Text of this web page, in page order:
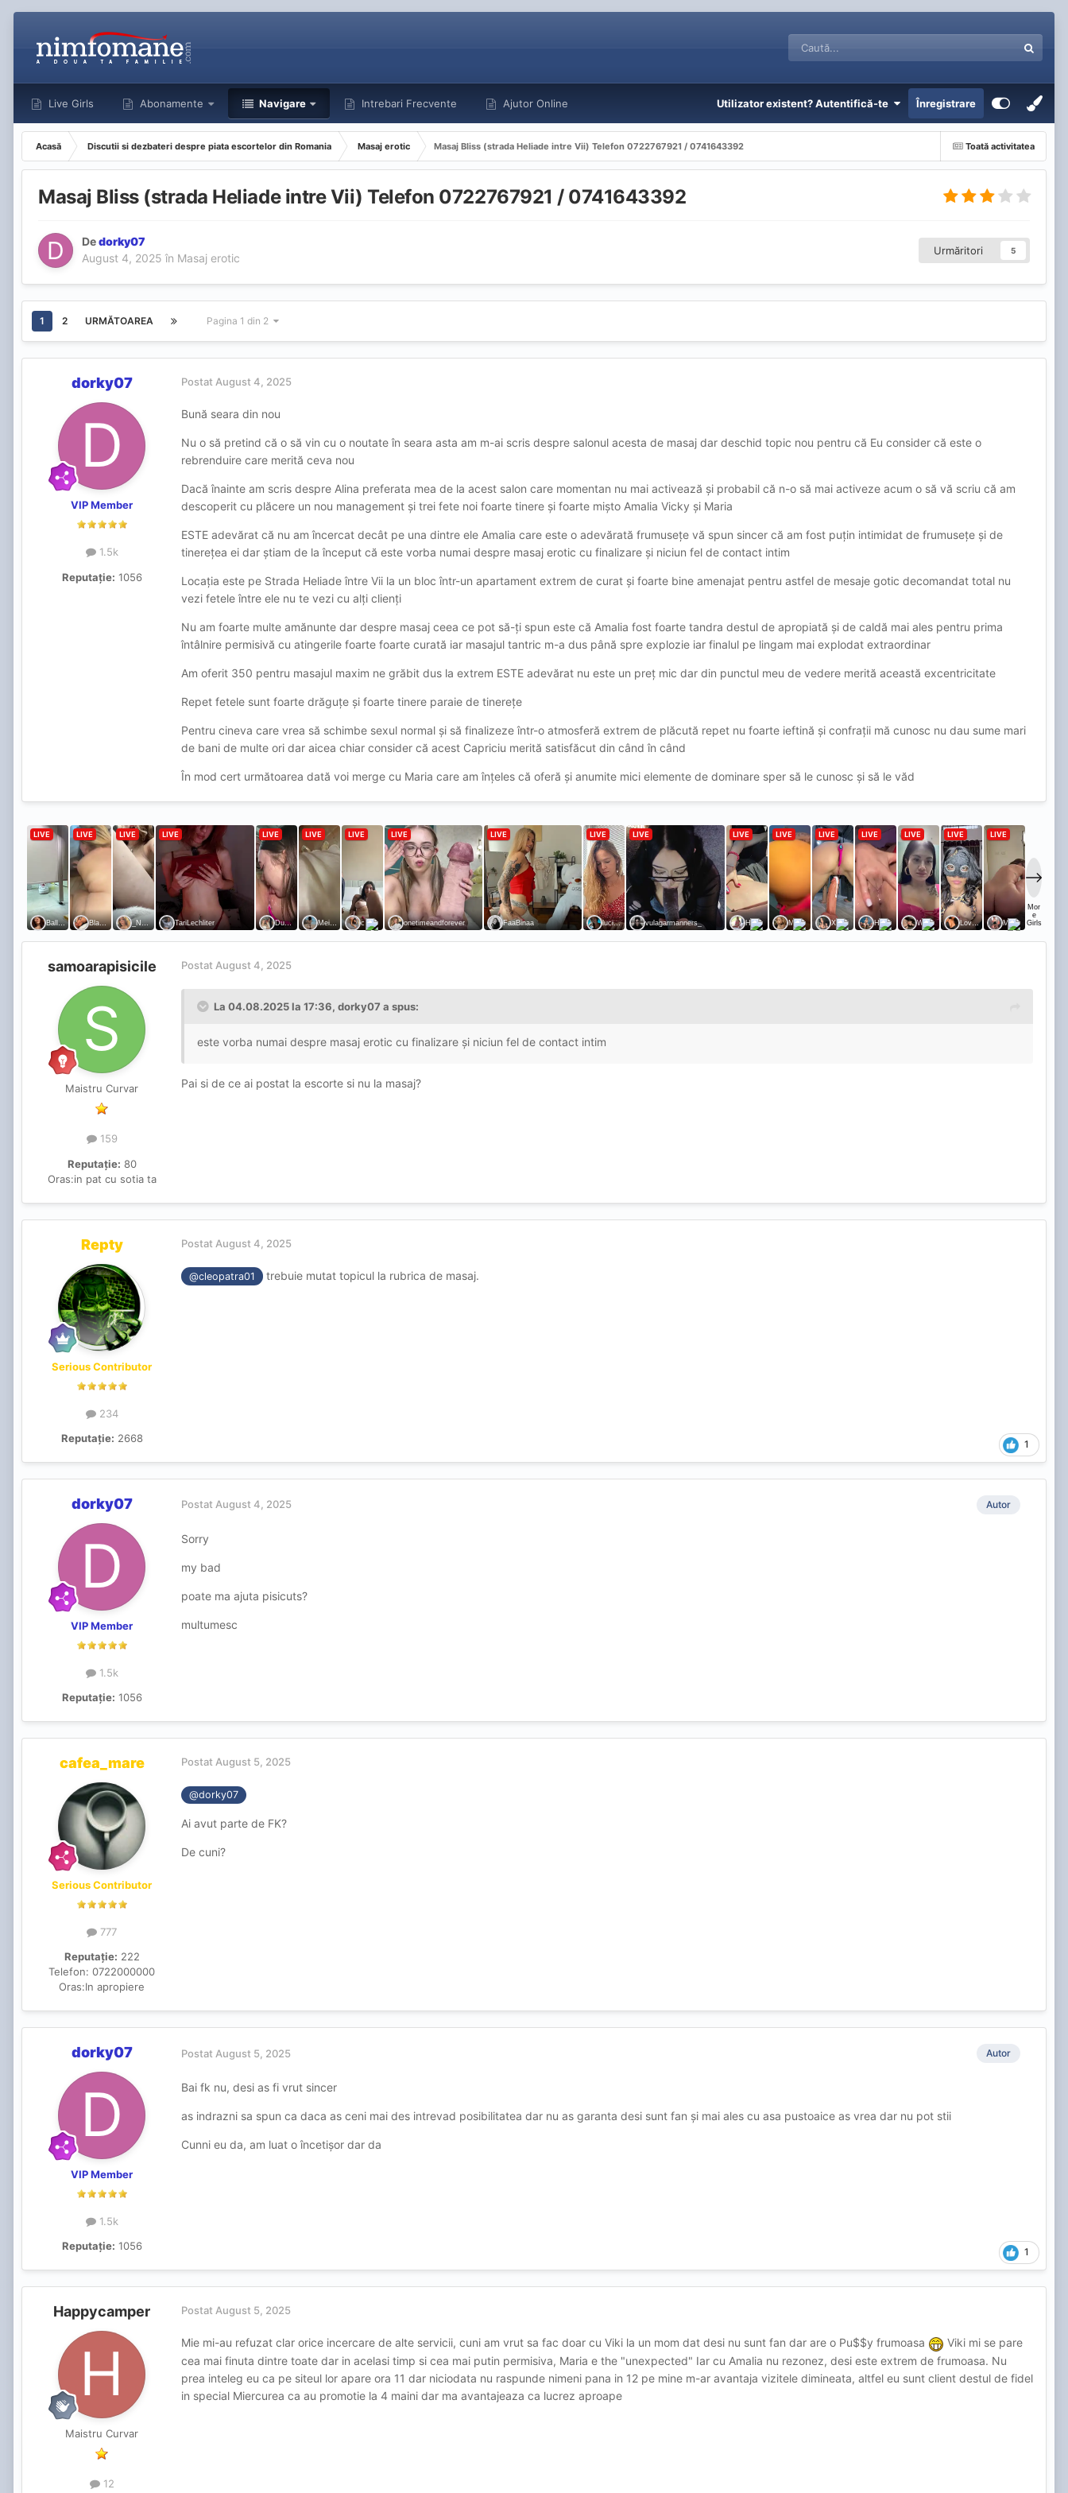
Live Girls Abonamente Navigare Intrebari Frecvente Ajutor Online Utilizator existent? Autentifică-te Înregistrare
Toată activitatea
Acasă Discutii si dezbateri despre piata escortelor din Romania Masaj erotic Masaj Bliss (strada Heliade intre Vii) Telefon 0722767921 / 0741643392
Masaj Bliss (strada Heliade intre Vii) Telefon 0722767921 / 0741643392
Dedorky07
August 4, 2025 în Masaj erotic
Urmăritori 5
1 2 URMĂTOAREA Pagina 1 din 2
dorky07
VIP Member
1.5k
Reputație: 1056
Postat August 4, 2025
Bună seara din nou
Nu o să pretind că o să vin cu o noutate în seara asta am m-ai scris despre salonul acesta de masaj dar deschid topic nou pentru că Eu consider că este o
rebrenduire care merită ceva nou
Dacă înainte am scris despre Alina preferata mea de la acest salon care momentan nu mai activează și probabil că n-o să mai activeze acum o să vă scriu că am
descoperit cu plăcere un nou management și trei fete noi foarte tinere și foarte mișto Amalia Vicky și Maria
ESTE adevărat că nu am încercat decât pe una dintre ele Amalia care este o adevărată frumusețe vă spun sincer că am fost puțin intimidat de frumusețe și de
tinerețea ei dar știam de la început că este vorba numai despre masaj erotic cu finalizare și niciun fel de contact intim
Locația este pe Strada Heliade între Vii la un bloc într-un apartament extrem de curat și foarte bine amenajat pentru astfel de mesaje gotic decomandat total nu
vezi fetele între ele nu te vezi cu alți clienți
Nu am foarte multe amănunte dar despre masaj ceea ce pot să-ți spun este că Amalia fost foarte tandra destul de apropiată și de caldă mai ales pentru prima
întâlnire permisivă cu atingerile foarte foarte curată iar masajul tantric m-a dus până spre explozie iar finalul pe lingam mai explodat extraordinar
Am oferit 350 pentru masajul maxim ne grăbit dus la extrem ESTE adevărat nu este un preț mic dar din punctul meu de vedere merită această excentricitate
Repet fetele sunt foarte drăguțe și foarte tinere paraie de tinerețe
Pentru cineva care vrea să schimbe sexul normal și să finalizeze într-o atmosferă extrem de plăcută repet nu foarte ieftină și confrații mă cunosc nu dau sume mari
de bani de multe ori dar aicea chiar consider că acest Capriciu merită satisfăcut din când în când
În mod cert următoarea dată voi merge cu Maria care am înțeles că oferă și anumite mici elemente de dominare sper să le cunosc și să le văd
samoarapisicile
Maistru Curvar
159
Reputație: 80
Oras:in pat cu sotia ta
Postat August 4, 2025
La 04.08.2025 la 17:36, dorky07 a spus:
este vorba numai despre masaj erotic cu finalizare și niciun fel de contact intim
Pai si de ce ai postat la escorte si nu la masaj?
Repty
Serious Contributor
234
Reputație: 2668
Postat August 4, 2025
@cleopatra01 trebuie mutat topicul la rubrica de masaj.
1
dorky07
VIP Member
1.5k
Reputație: 1056
Autor
Postat August 4, 2025
Sorry
my bad
poate ma ajuta pisicuts?
multumesc
cafea_mare
Serious Contributor
777
Reputație: 222
Telefon: 0722000000
Oras:In apropiere
Postat August 5, 2025
@dorky07
Ai avut parte de FK?
De cuni?
dorky07
VIP Member
1.5k
Reputație: 1056
Autor
Postat August 5, 2025
Bai fk nu, desi as fi vrut sincer
as indrazni sa spun ca daca as ceni mai des intrevad posibilitatea dar nu as garanta desi sunt fan și mai ales cu asa pustoaice as vrea dar nu pot stii
Cunni eu da, am luat o încetișor dar da
1
Happycamper
Maistru Curvar
12
Postat August 5, 2025
Mie mi-au refuzat clar orice incercare de alte servicii, cuni am vrut sa fac doar cu Viki la un mom dat desi nu sunt fan dar are o Pu$$y frumoasa
Viki mi se pare
cea mai finuta dintre toate dar in acelasi timp si cea mai putin permisiva, Maria e the "unexpected" Iar cu Amalia nu rezonez, desi este extrem de frumoasa. Nu
prea inteleg eu ca pe siteul lor apare ora 11 dar niciodata nu raspunde nimeni pana in 12 pe mine m-ar avantaja vizitele dimineata, altfel eu sunt client destul de fidel
in special Miercurea ca au promotie la 4 maini dar ma avantajeaza ca lucrez aproape